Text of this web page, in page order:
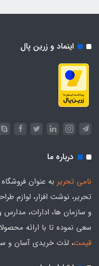
اینماد و زرین پال
درباره ما
نامی تحریر به عنوان
تحریر، نوشت افزار، لوازم
و سازمان ها، ادارات،
سعی نموده تا با ارائه
قیمت، لذت خریدی آسان و